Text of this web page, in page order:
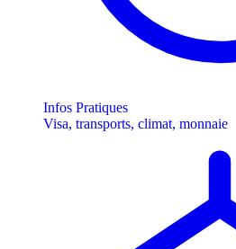
Infos Pratiques
Visa, transports, climat, monnaie